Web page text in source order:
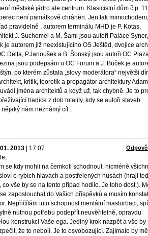
městské jádro ale centrum. Klasicistní dům č.p.
není památkově chráněn. Jen tak
pravidelně , autorem terminálu MHD je P. Kotas,
J. Suchomel a M. Šaml jsou autoři Paláce Syner,
je autorem již neexistujícího OS Ještěd, dvojice
Delta, P.Janoušek a B. Šonský jsou autoři OC
jsou podepsáni u OC Forum a J. Buček je
po kterém zůstala „slovy moderátora“ největší
kritik, teoretik a propagátor architektury Adam
jména architektů a když už, tak chybně. Je to
tradice z dob totality, kdy se autoři staveb
nám neznámý cíl…
2013 17:07
se kdy mohli na čemkoli schodnout, nicméně
o rybích hlavách a postřelených husách (hraji
vše by se na tento případ hodilo. Je toho dost.).
zaposlouchat do Vašich příspěvků a musím
Nepřičítám tuto schopnost mentální masturbaci,
nutnou potřebu podepřít neuvěřitelně, opravdu
konstrukci Vaše ega. Jediný krok nazpět a vše by
že to nebolí. Je to osvobozující. Zajímalo by